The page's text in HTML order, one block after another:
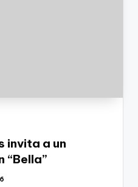
invita a un
“Bella”